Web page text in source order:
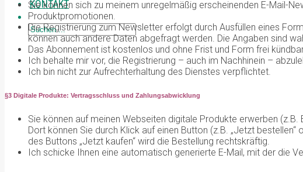
KONTAKT
Sie können sich zu meinem unregelmäßig erscheinenden E-Mail-
Produktpromotionen.
Die Registrierung zum Newsletter erfolgt durch Ausfüllen eines
können auch andere Daten abgefragt werden. Die Angaben sind
Das Abonnement ist kostenlos und ohne Frist und Form frei
Ich behalte mir vor, die Registrierung – auch im Nachhinein –
Ich bin nicht zur Aufrechterhaltung des Dienstes verpflichtet.
§3 Digitale Produkte: Vertragsschluss und Zahlungsabwicklung
Sie können auf meinen Webseiten digitale Produkte erwerben
Dort können Sie durch Klick auf einen Button (z.B. „Jetzt
des Buttons „Jetzt kaufen“ wird die Bestellung rechtskräftig.
Ich schicke Ihnen eine automatisch generierte E-Mail, mit der die